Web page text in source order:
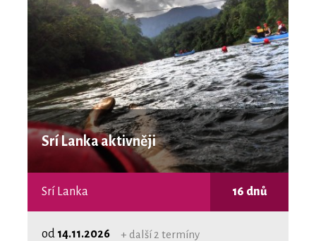
Srí Lanka aktivněji
Srí Lanka 16 dnů
od 14.11.2026 + další 2 termíny